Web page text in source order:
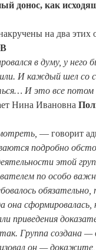
донос, как
на два этих
в думу, у него
И каждый шел со
И это все
Нина Ивановна
— говорит
подробно
этой
по особо
сформировалась,
приведения
Группа создана
он — докажите,